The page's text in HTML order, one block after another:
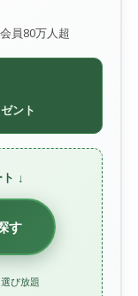
員80万人超
ント
↓
す
び放題